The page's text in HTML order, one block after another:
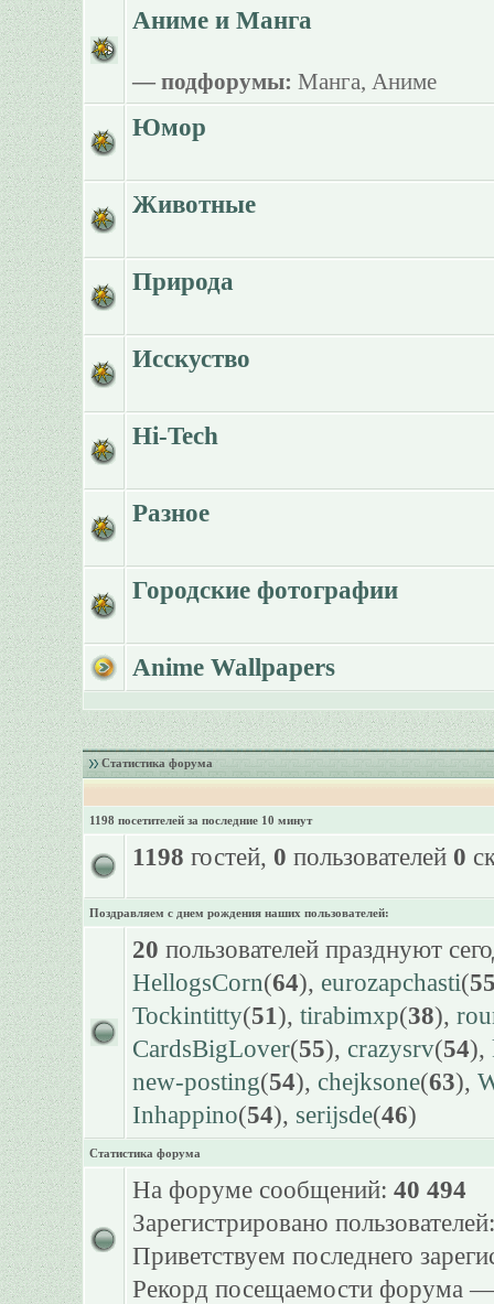
Аниме и Манга
— подфорумы: Манга, Аниме
Юмор
Животные
Природа
Исскуство
Hi-Tech
Разное
Городские фотографии
Anime Wallpapers
Статистика форума
1198 посетителей за последние 10 минут
1198 гостей, 0 пользователей 0
Поздравляем с днем рождения наших пользователей:
20 пользователей празднуют
HellogsCorn(64), eurozapchasti(
Tockintitty(51), tirabimxp(38),
CardsBigLover(55), crazysrv(54),
new-posting(54), chejksone(63),
Inhappino(54), serijsde(46)
Статистика форума
На форуме сообщений: 40 494
Зарегистрировано
Приветствуем последнего
Рекорд посещаемости форума